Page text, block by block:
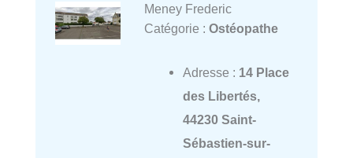
Meney Frederic
Catégorie : Ostéopathe
Adresse : 14 Place
des Libertés,
44230 Saint-
Sébastien-sur-